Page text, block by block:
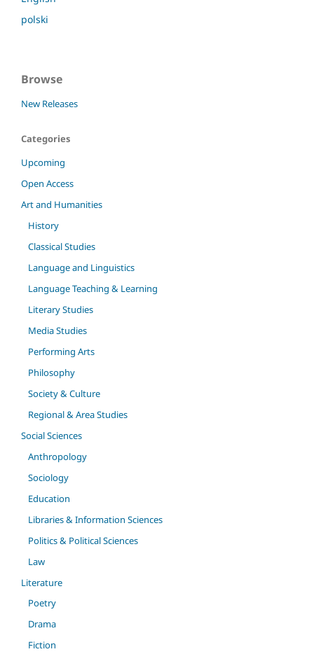
polski
Browse
New Releases
Categories
Upcoming
Open Access
Art and Humanities
History
Classical Studies
Language and Linguistics
Language Teaching & Learning
Literary Studies
Media Studies
Performing Arts
Philosophy
Society & Culture
Regional & Area Studies
Social Sciences
Anthropology
Sociology
Education
Libraries & Information Sciences
Politics & Political Sciences
Law
Literature
Poetry
Drama
Fiction